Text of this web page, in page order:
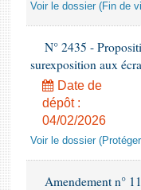
Voir le dossier (Fin de
N° 2435 -
surexposition aux
Date de
dépôt :
04/02/2026
Voir le dossier
Amendement n°